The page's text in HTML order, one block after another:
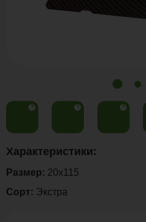
? ? ?
Характеристики:
Размер: 20x115
Сорт: Экстра